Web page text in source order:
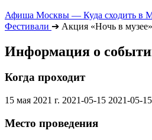
Афиша Москвы — Куда сходить в
Фестивали ➔ Акция «Ночь в
Информация о
Когда проходит
15 мая 2021 г. 2021-05-15 2021-05-15
Место проведения